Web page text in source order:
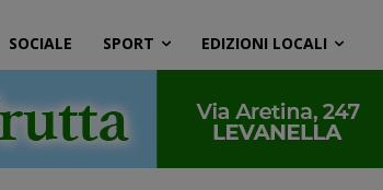
SOCIALE SPORT EDIZIONI LOCALI